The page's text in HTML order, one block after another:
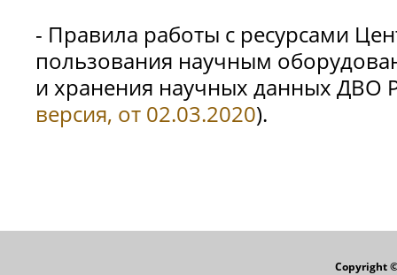
- Правила работы с ресурсами
пользования научным
и хранения научных данных ДВО
версия, от 02.03.2020).
Copyright